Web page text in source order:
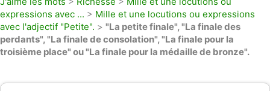
expressions avec ... > Mille et une locutions ou expressions
avec l'adjectif "Petite". > "La petite finale", "La finale des
perdants", "La finale de consolation", "La finale pour la
troisième place" ou "La finale pour la médaille de bronze".